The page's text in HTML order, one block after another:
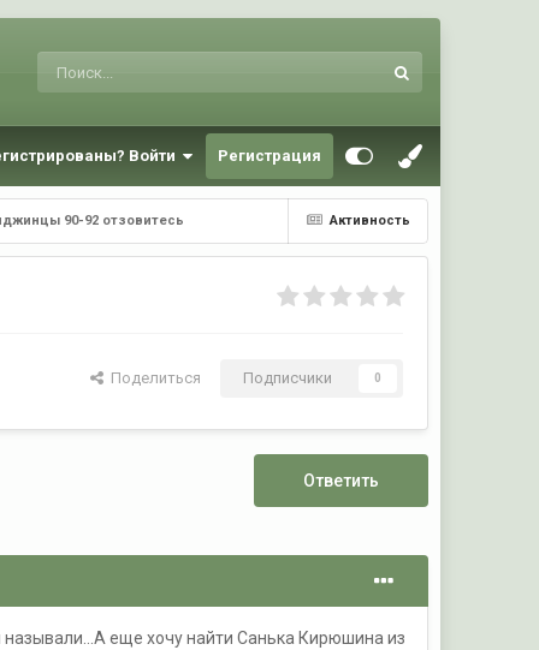
Войти Регистрация
Активность
90-92 отзовитесь
Поделиться Подписчики 0
Ответить
еще хочу найти Санька Кирюшина из